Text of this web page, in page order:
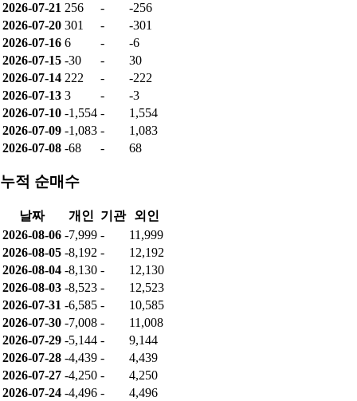
2026-07-21 256 -
-256
2026-07-20 301 -
-301
2026-07-16 6 -
-6
2026-07-15 -30 -
30
2026-07-14 222 -
-222
2026-07-13 3 -
-3
2026-07-10 -1,554 -
1,554
2026-07-09 -1,083 -
1,083
2026-07-08 -68 - 68
누적 순매수
날짜 개인 기관
외인
2026-08-06 -7,999 -
11,999
2026-08-05 -8,192 -
12,192
2026-08-04 -8,130 -
12,130
2026-08-03 -8,523 -
12,523
2026-07-31 -6,585 -
10,585
2026-07-30 -7,008 -
11,008
2026-07-29 -5,144 -
9,144
2026-07-28 -4,439 -
4,439
2026-07-27 -4,250 -
4,250
2026-07-24 -4,496 -
4,496